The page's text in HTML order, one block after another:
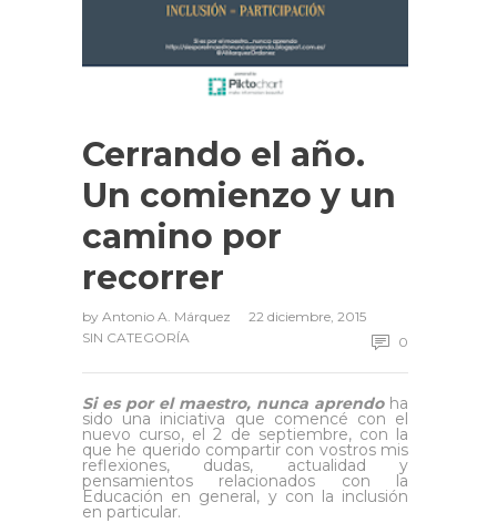
Cerrando el año.
Un comienzo y un
camino por
recorrer
by Antonio A. Márquez
22 diciembre, 2015
SIN CATEGORÍA
0
Si es por el maestro, nunca aprendoha
sido una iniciativa que comencé con el
nuevo curso, el 2 de septiembre, con la
que he querido compartir con vostros mis
reflexiones, dudas, actualidad y
pensamientos relacionados con la
Educación en general, y con la inclusión
en particular.